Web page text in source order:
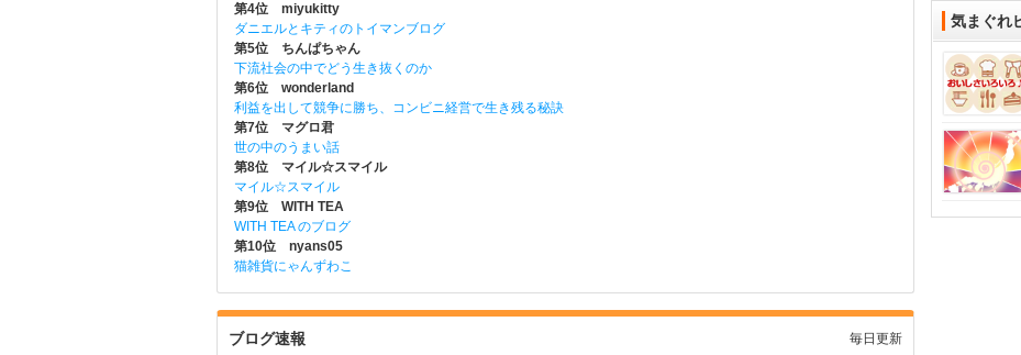
第4位 miyukitty
ダニエルとキティのトイマンブログ
第5位 ちんぱちゃん
下流社会の中でどう生き抜くのか
第6位 wonderland
利益を出して競争に勝ち、コンビニ経営で生き残る秘訣
第7位 マグロ君
世の中のうまい話
第8位 マイル☆スマイル
マイル☆スマイル
第9位 WITH TEA
WITH TEA のブログ
第10位 nyans05
猫雑貨にゃんずわこ
ブログ速報 毎日更新
気まぐれ